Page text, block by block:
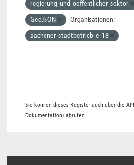
regierung-und-oeffentlicher-sektor
GeoJSON Organisationen:
aachener-stadtbetrieb-e-18
Sie können dieses Register auch über die API
Dokumentation) abrufen.